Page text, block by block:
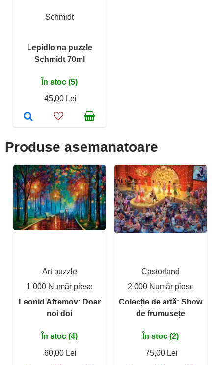
Schmidt
Lepidlo na puzzle
Schmidt 70ml
În stoc (5)
45,00 Lei
Produse asemanatoare
Art puzzle
1 000 Număr piese
Leonid Afremov: Doar
noi doi
În stoc (4)
60,00 Lei
Castorland
2 000 Număr piese
Colecție de artă: Show
de frumusețe
În stoc (2)
75,00 Lei